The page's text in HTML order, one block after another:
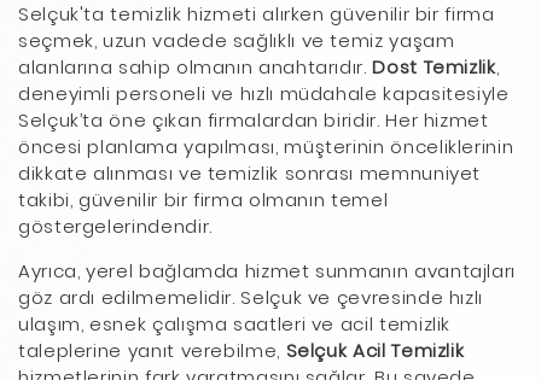
Selçuk'ta temizlik hizmeti alırken güvenilir bir firma
seçmek, uzun vadede sağlıklı ve temiz yaşam
alanlarına sahip olmanın anahtarıdır.Dost Temizlik,
deneyimli personeli ve hızlı müdahale kapasitesiyle
Selçuk’ta öne çıkan firmalardan biridir. Her hizmet
öncesi planlama yapılması, müşterinin önceliklerinin
dikkate alınması ve temizlik sonrası memnuniyet
takibi, güvenilir bir firma olmanın temel
göstergelerindendir.
Ayrıca, yerel bağlamda hizmet sunmanın avantajları
göz ardı edilmemelidir. Selçuk ve çevresinde hızlı
ulaşım, esnek çalışma saatleri ve acil temizlik
taleplerine yanıt verebilme, Selçuk Acil Temizlik